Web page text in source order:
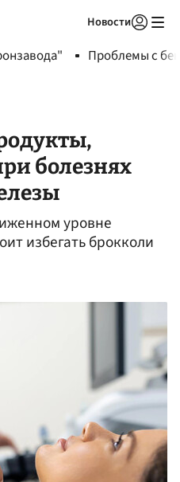
Новости
Проблемы с
болезнях
уровне
избегать брокколи